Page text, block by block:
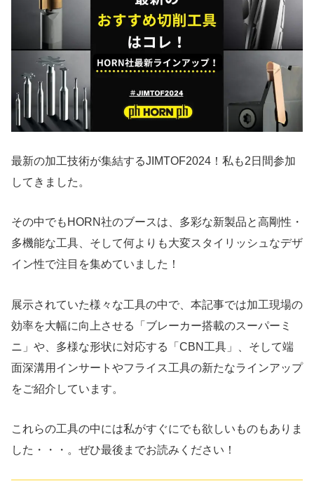
最新の加工技術が集結するJIMTOF2024！私も2日間参加
してきました。
その中でもHORN社のブースは、多彩な新製品と高剛性・
多機能な工具、そして何よりも大変スタイリッシュなデザ
イン性で注目を集めていました！
展示されていた様々な工具の中で、本記事では加工現場の
効率を大幅に向上させる「ブレーカー搭載のスーパーミ
ニ」や、多様な形状に対応する「CBN工具」、そして端
面深溝用インサートやフライス工具の新たなラインアップ
をご紹介しています。
これらの工具の中には私がすぐにでも欲しいものもありま
した・・・。ぜひ最後までお読みください！